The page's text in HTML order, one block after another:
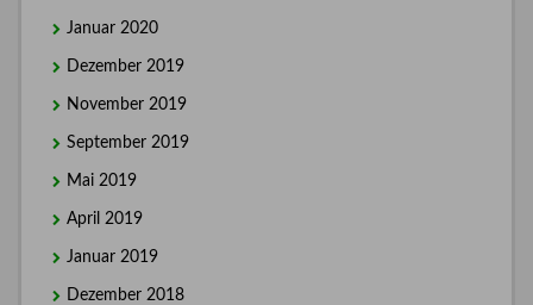
Januar 2020
Dezember 2019
November 2019
September 2019
Mai 2019
April 2019
Januar 2019
Dezember 2018